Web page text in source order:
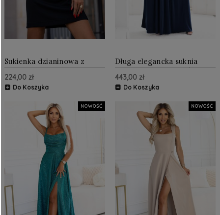
Sukienka dzianinowa z
golfem Czarna
224,00 zł
Do Koszyka
Długa elegancka suknia
maxi z koronkową górą i
rozcięciem na nodze
Granatowa
443,00 zł
Do Koszyka
NOWOŚĆ NOWOŚĆ